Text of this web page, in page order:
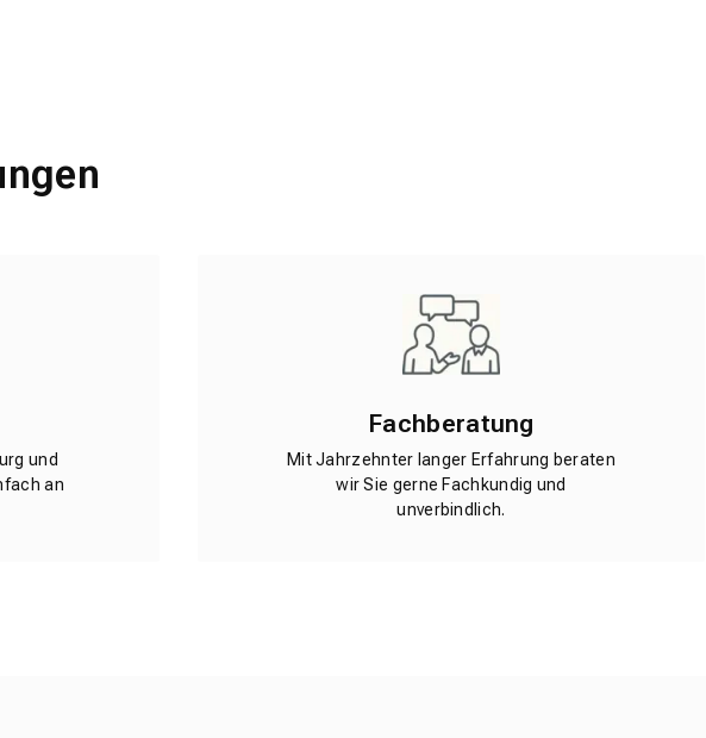
und
an
Fachberatung
Mit Jahrzehnter langer Erfahrung beraten
wir Sie gerne Fachkundig und
unverbindlich.